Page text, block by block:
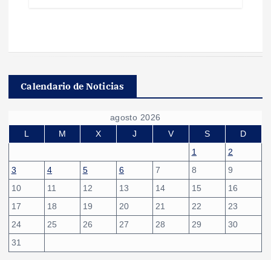
Calendario de Noticias
agosto 2026
L
M X J V S
D
1
2
3
4 5 6 7 8
9
10
11 12 13 14 15
16
17
18 19 20 21 22
23
24
25 26 27 28 29
30
31